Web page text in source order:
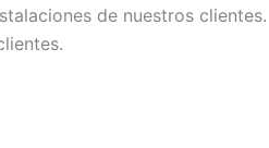
de nuestros clientes.